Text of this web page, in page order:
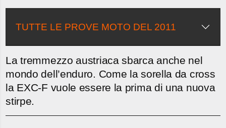
TUTTE LE PROVE MOTO DEL 2011
La tremmezzo austriaca sbarca anche nel
mondo dell’enduro. Come la sorella da cross
la EXC-F vuole essere la prima di una nuova
stirpe.